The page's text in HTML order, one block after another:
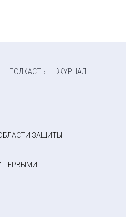
ПОДКАСТЫ ЖУРНАЛ
ЗАЩИТЫ
ПЕРВЫМИ